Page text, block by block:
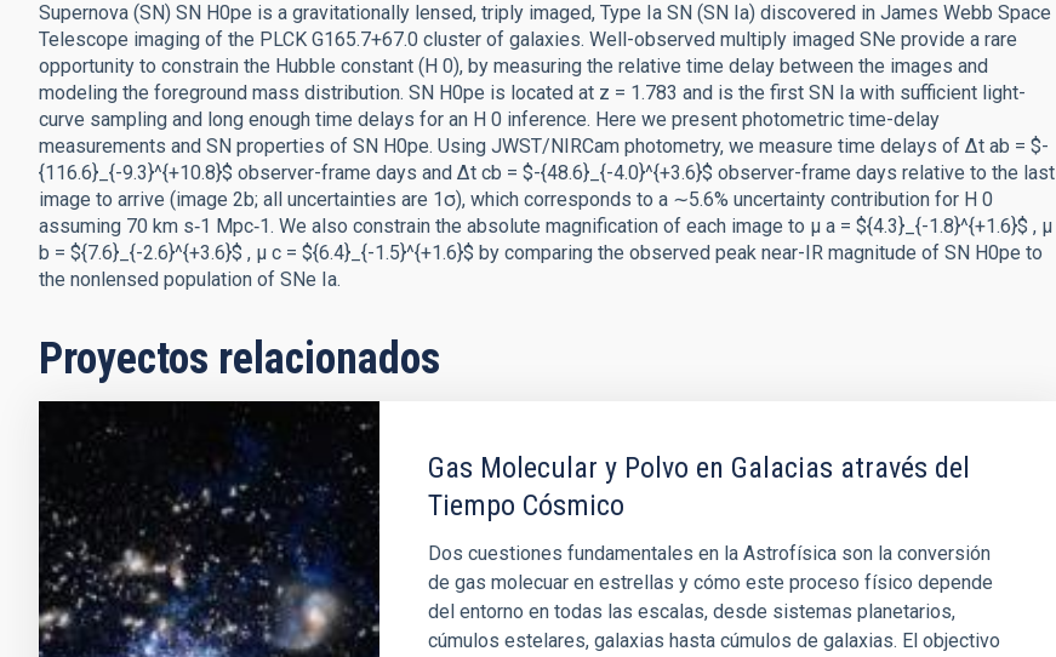
Supernova (SN) SN H0pe is a gravitationally lensed, triply imaged, Type Ia SN (SN Ia) discovered in James Webb Space
Telescope imaging of the PLCK G165.7+67.0 cluster of galaxies. Well-observed multiply imaged SNe provide a rare
opportunity to constrain the Hubble constant (H 0), by measuring the relative time delay between the images and
modeling the foreground mass distribution. SN H0pe is located at z = 1.783 and is the first SN Ia with sufficient light-
curve sampling and long enough time delays for an H 0 inference. Here we present photometric time-delay
measurements and SN properties of SN H0pe. Using JWST/NIRCam photometry, we measure time delays of Δt ab = $-
{116.6}_{-9.3}^{+10.8}$ observer-frame days and Δt cb = $-{48.6}_{-4.0}^{+3.6}$ observer-frame days relative to the last
image to arrive (image 2b; all uncertainties are 1σ), which corresponds to a ∼5.6% uncertainty contribution for H 0
assuming 70 km s‑1 Mpc‑1. We also constrain the absolute magnification of each image to μ a = ${4.3}_{-1.8}^{+1.6}$ , μ
b = ${7.6}_{-2.6}^{+3.6}$ , μ c = ${6.4}_{-1.5}^{+1.6}$ by comparing the observed peak near-IR magnitude of SN H0pe to
the nonlensed population of SNe Ia.
Proyectos relacionados
Gas Molecular y Polvo en Galacias através del
Tiempo Cósmico
Dos cuestiones fundamentales en la Astrofísica son la conversión
de gas molecuar en estrellas y cómo este proceso físico depende
del entorno en todas las escalas, desde sistemas planetarios,
cúmulos estelares, galaxias hasta cúmulos de galaxias. El objectivo